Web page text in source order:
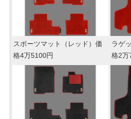
スポーツマット（レッド）価
格4万5100円
ラゲ
格2万